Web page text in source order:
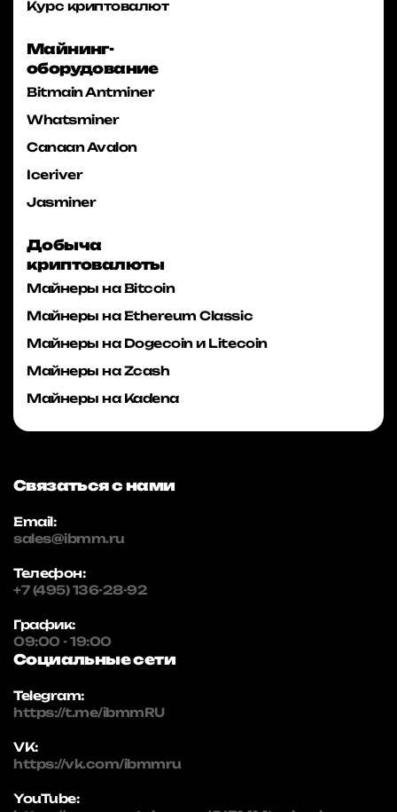
Курс криптовалют
Майнинг-
оборудование
Bitmain Antminer
Whatsminer
Canaan Avalon
Iceriver
Jasminer
Добыча
криптовалюты
Майнеры на Bitcoin
Майнеры на Ethereum Classic
Майнеры на Dogecoin и Litecoin
Майнеры на Zcash
Майнеры на Kadena
Связаться с нами
Email:
sales@ibmm.ru
Телефон:
+7 (495) 136-28-92
График:
09:00 - 19:00
Социальные сети
Telegram:
https://t.me/ibmmRU
VK:
https://vk.com/ibmmru
YouTube: